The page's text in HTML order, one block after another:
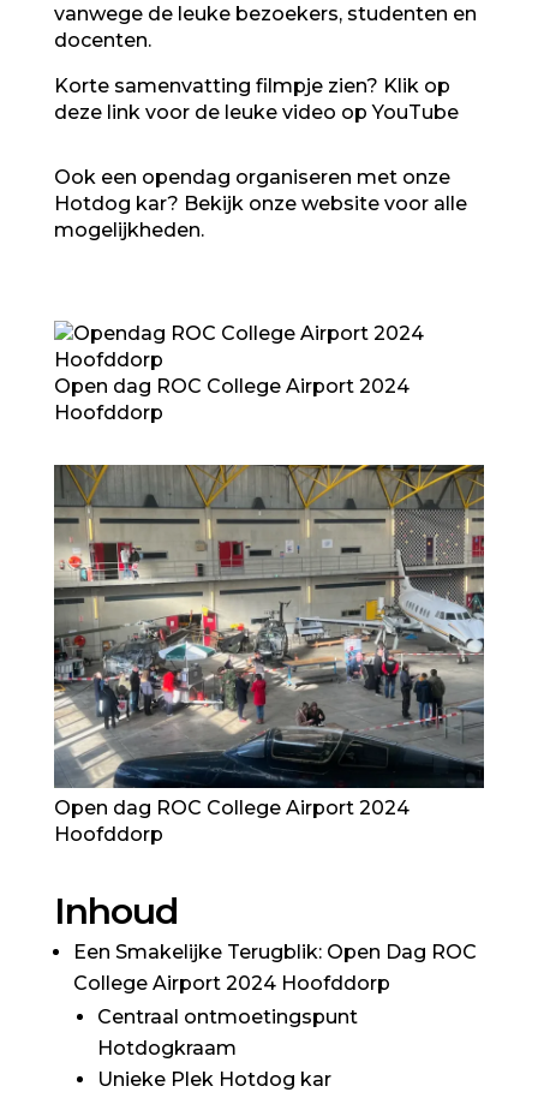
vanwege de leuke bezoekers, studenten en
docenten.
Korte samenvatting filmpje zien? Klik op
deze link voor de leuke video op YouTube
Ook een opendag organiseren met onze
Hotdog kar? Bekijk onze website voor alle
mogelijkheden.
Open dag ROC College Airport 2024
Hoofddorp
Open dag ROC College Airport 2024
Hoofddorp
Inhoud
Een Smakelijke Terugblik: Open Dag ROC
College Airport 2024 Hoofddorp
Centraal ontmoetingspunt
Hotdogkraam
Unieke Plek Hotdog kar